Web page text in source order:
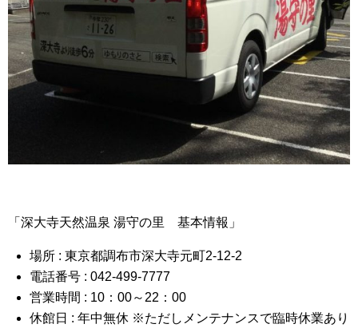
「深大寺天然温泉 湯守の里 基本情報」
場所 : 東京都調布市深大寺元町2-12-2
電話番号 : 042-499-7777
営業時間 : 10：00～22：00
休館日 : 年中無休 ※ただしメンテナンスで臨時休業あり